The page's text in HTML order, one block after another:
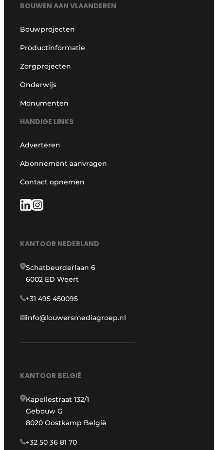
BOUWEN AAN VLAANDEREN
Bouwprojecten
Productinformatie
Zorgprojecten
Onderwijs
Monumenten
HANDIGE LINKS
Adverteren
Abonnement aanvragen
Contact opnemen
KANTOOR NEDERLAND
Schatbeurderlaan 6
6002 ED Weert
+31 495 450095
info@louwersmediagroep.nl
KANTOOR BELGIË
Kapellestraat 132/1
Gebouw G
8020 Oostkamp België
+32 50 36 81 70